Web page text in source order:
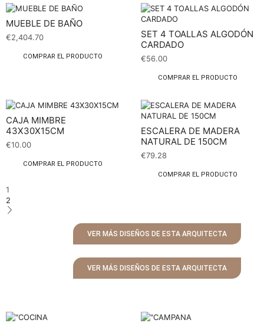
MUEBLE DE BAÑO
€2,404.70
COMPRAR EL PRODUCTO
SET 4 TOALLAS ALGODÓN
CARDADO
€56.00
COMPRAR EL PRODUCTO
CAJA MIMBRE
43X30X15CM
€10.00
COMPRAR EL PRODUCTO
ESCALERA DE MADERA
NATURAL DE 150CM
€79.28
COMPRAR EL PRODUCTO
1
2
VER MÁS DISEÑOS DE ESTA ARQUITECTA
VER MÁS DISEÑOS DE ESTA ARQUITECTA